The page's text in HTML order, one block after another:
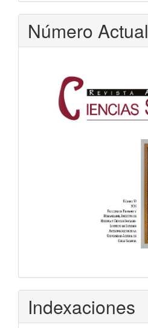
Número Actual
Indexaciones